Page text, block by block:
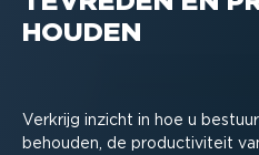
HOUDEN
Verkrijg inzicht in hoe u
behouden, de produc­ti­viteit